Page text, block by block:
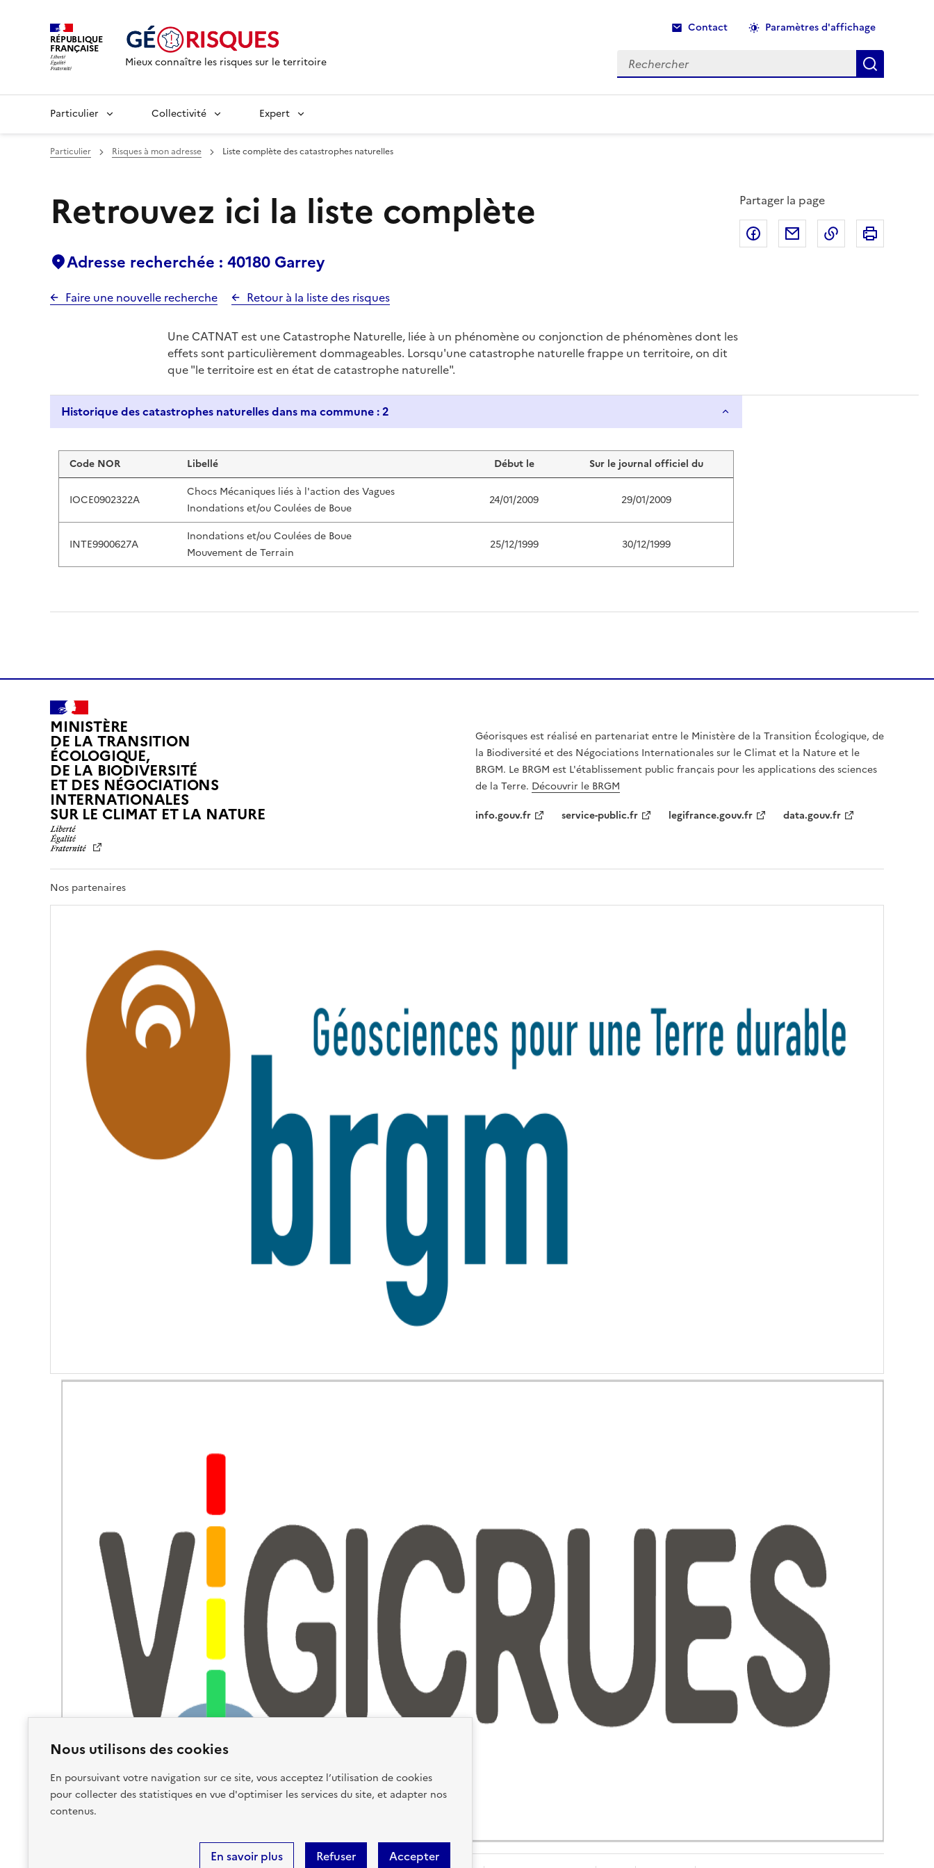
Nous utilisons des cookies
En poursuivant votre navigation sur ce site, vous acceptez l’utilisation de cookies
pour collecter des statistiques en vue d'optimiser les services du site, et adapter nos
contenus.
Accepter
Refuser
En savoir plus
RÉPUBLIQUE
FRANÇAISE
Mieux connaître les risques sur le territoire
Contact Paramètres d'affichage
Rechercher Recherche
Particulier Collectivité Expert
Particulier Risques à mon adresse Liste complète des catastrophes naturelles
Retrouvez ici la liste complète
Adresse recherchée : 40180 Garrey
Faire une nouvelle recherche Retour à la liste des risques
Partager la page
Partager sur Facebook
Partager par email
Copier dans le
Une CATNAT est une Catastrophe Naturelle, liée à un phénomène ou conjonction de phénomènes dont les
effets sont particulièrement dommageables. Lorsqu'une catastrophe naturelle frappe un territoire, on dit
que "le territoire est en état de catastrophe naturelle".
Historique des catastrophes naturelles dans ma commune : 2
Liste de résultats
Code NOR Libellé Début le Sur le journal officiel du
IOCE0902322A
Chocs Mécaniques liés à l'action des Vagues
Inondations et/ou Coulées de Boue
24/01/2009 29/01/2009
INTE9900627A
Inondations et/ou Coulées de Boue
Mouvement de Terrain
25/12/1999 30/12/1999
MINISTÈRE
DE LA TRANSITION
ÉCOLOGIQUE,
DE LA BIODIVERSITÉ
ET DES NÉGOCIATIONS
INTERNATIONALES
SUR LE CLIMAT ET LA NATUREL
R
É
R
R
N
T
Géorisques est réalisé en partenariat entre le Ministère de la Transition Écologique, de
la Biodiversité et des Négociations Internationales sur le Climat et la Nature et le
BRGM. Le BRGM est L'établissement public français pour les applications des sciences
de la Terre. Découvrir le BRGM
info.gouv.fr
service-public.fr legifrance.gouv.fr data.gouv.fr
Nos partenaires